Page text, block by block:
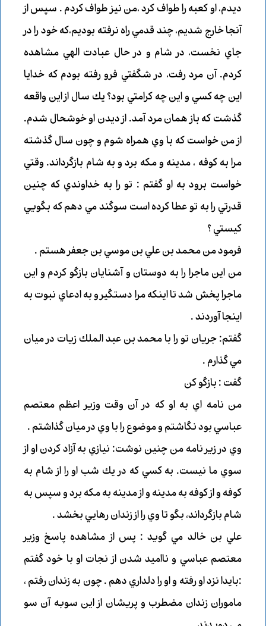
ديدم، او كعبه را طواف كرد ،من نيز طواف كردم . سپس از
آنجا خارج شديم، چند قدمي راه نرفته بوديم،كه خود را در
جاي نخست، در شام و در حال عبادت الهي مشاهده
كردم. آن مرد رفت، در شگفتي فرو رفته بودم كه خدايا
اين چه كسي و اين چه كرامتي بود؟ يك سال از اين واقعه
گذشت كه باز همان مرد آمد. از ديدن او خوشحال شدم.
از من خواست كه با وي همراه شوم و چون سال گذشته
مرا به كوفه ، مدينه و مكه برد و به شام بازگرداند. وقتي
خواست برود به او گفتم : تو را به خداوندي كه چنين
قدرتي را به تو عطا كرده است سوگند مي دهم كه بگويي
كيستي ؟
فرمود من محمد بن علي بن موسي بن جعفر هستم .
من اين ماجرا را به دوستان و آشنايان بازگو كردم و اين
ماجرا پخش شد تا اينكه مرا دستگير و به ادعاي نبوت به
اينجا آوردند .
گفتم: جريان تو را با محمد بن عبد الملك زيات در ميان
مي گذارم .
گفت : بازگو كن
من نامه اي به او كه در آن وقت وزير اعظم معتصم
عباسي بود نگاشتم و موضوع را با وي در ميان گذاشتم .
وي در زير نامه من چنين نوشت: نيازي به آزاد كردن او از
سوي ما نيست. به كسي كه در يك شب او را از شام به
كوفه و از كوفه به مدينه و از مدينه به مكه برد و سپس به
شام بازگرداند، بگو تا وي را از زندان رهايي بخشد .
علي بن خالد مي گويد : پس از مشاهده پاسخ وزير
معتصم عباسي و نااميد شدن از نجات او با خود گفتم
:بايدا نزد او رفته و او را دلداري دهم . چون به زندان رفتم ،
ماموران زندان مضطرب و پريشان از اين سوبه آن سو